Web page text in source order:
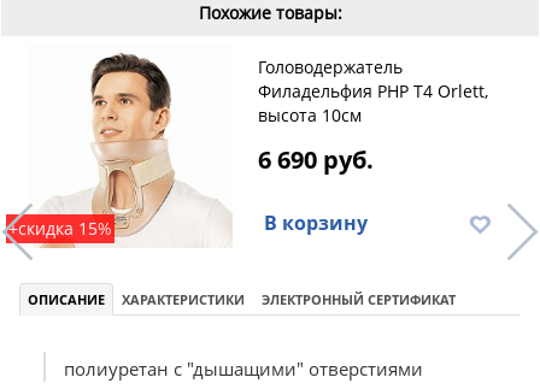
Похожие товары:
+скидка 15%
Головодержатель
Филадельфия PHP T4 Orlett,
высота 10см
6 690 руб.
В корзину
ОПИСАНИЕ ХАРАКТЕРИСТИКИ ЭЛЕКТРОННЫЙ СЕРТИФИКАТ
полиуретан с "дышащими" отверстиями